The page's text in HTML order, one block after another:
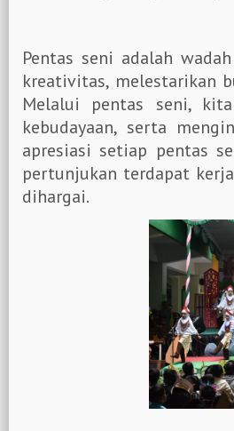
Pentas seni adalah
kreativitas, melestarikan
Melalui pentas seni,
kebudayaan, serta
apresiasi setiap pentas
pertunjukan terdapat
dihargai.